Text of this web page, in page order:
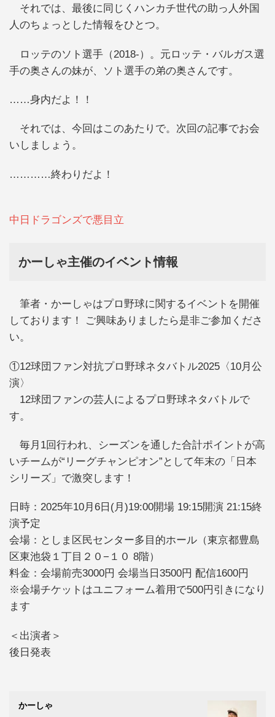
それでは、最後に同じくハンカチ世代の助っ人外国
人のちょっとした情報をひとつ。
ロッテのソト選手（2018-）。元ロッテ・バルガス選
手の奥さんの妹が、ソト選手の弟の奥さんです。
……身内だよ！！
それでは、今回はこのあたりで。次回の記事でお会
いしましょう。
…………終わりだよ！
中日ドラゴンズで悪目立
かーしゃ主催のイベント情報
筆者・かーしゃはプロ野球に関するイベントを開催
しております！ ご興味ありましたら是非ご参加くださ
い。
①12球団ファン対抗プロ野球ネタバトル2025〈10月公
演〉
12球団ファンの芸人によるプロ野球ネタバトルで
す。
毎月1回行われ、シーズンを通した合計ポイントが高
いチームが“リーグチャンピオン”として年末の「日本
シリーズ」で激突します！
日時：2025年10月6日(月)19:00開場 19:15開演 21:15終
演予定
会場：としま区民センター多目的ホール（東京都豊島
区東池袋１丁目２０−１０ 8階）
料金：会場前売3000円 会場当日3500円 配信1600円
※会場チケットはユニフォーム着用で500円引きになり
ます
＜出演者＞
後日発表
かーしゃ